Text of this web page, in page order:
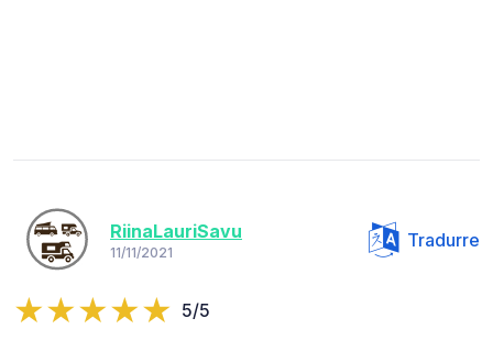
RiinaLauriSavu
11/11/2021
Tradurre
5/5